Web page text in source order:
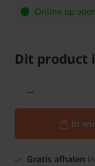
Online op
Dit product
In
Gratis afhalen